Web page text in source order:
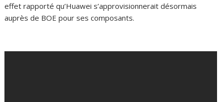
effet rapporté qu’Huawei s’approvisionnerait désormais
auprès de BOE pour ses composants.